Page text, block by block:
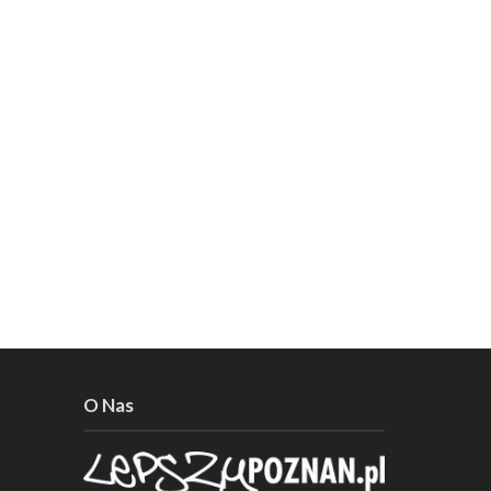
O Nas